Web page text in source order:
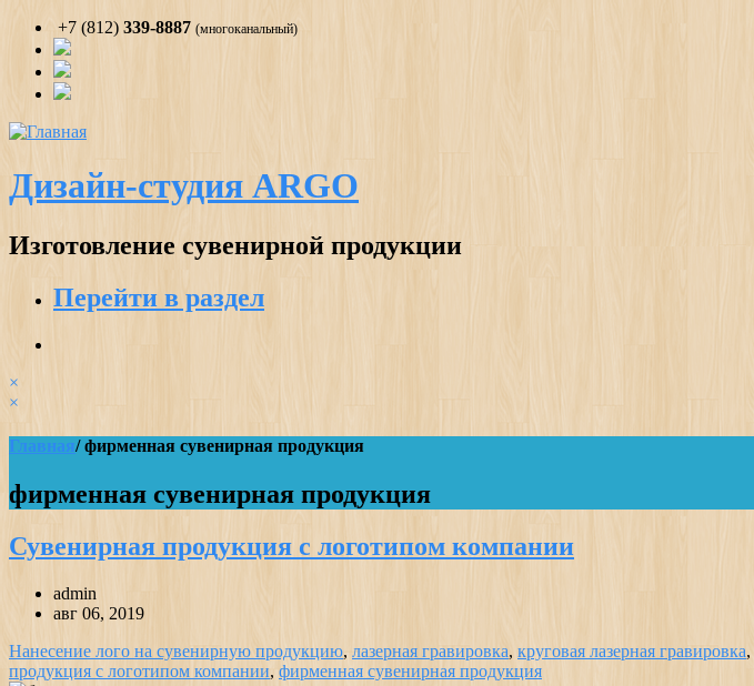
+7 (812) 339-8887 (многоканальный)
Дизайн-студия ARGO
Изготовление сувенирной продукции
Перейти в раздел
×
×
Главная/ фирменная сувенирная продукция
фирменная сувенирная продукция
Сувенирная продукция с логотипом компании
admin
авг 06, 2019
Нанесение лого на сувенирную продукцию, лазерная гравировка, круговая лазерная гравировка,
продукция с логотипом компании, фирменная сувенирная продукция